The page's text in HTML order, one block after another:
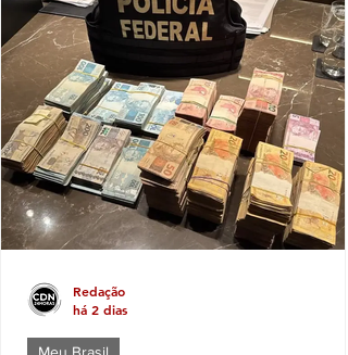
território da Costa do Descobrimento, com
abrangência na Costa das Baleias, ou seja,
no grande Extremo Sul baiano, entre as
tantas candidaturas para ocupar uma vaga
de deputado (a) nas eleições de outubro
próximo a que mais aparece com solidez
política é a da deputada pessed
Redação
há 2 dias